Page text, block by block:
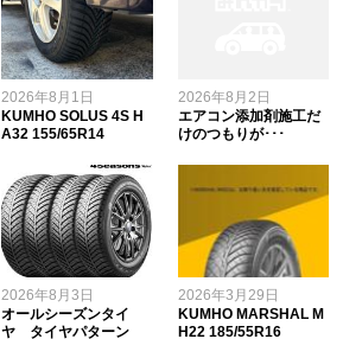
2026年8月1日
KUMHO SOLUS 4S H
A32 155/65R14
2026年8月2日
エアコン添加剤施工だ
けのつもりが･･･
2026年8月3日
オールシーズンタイ
ヤ タイヤパターン
2026年3月29日
KUMHO MARSHAL M
H22 185/55R16